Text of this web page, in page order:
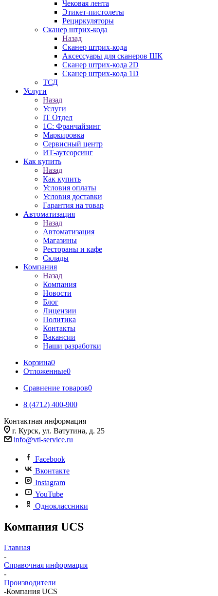
Чековая лента
Этикет-пистолеты
Рециркуляторы
Сканер штрих-кода
Назад
Сканер штрих-кода
Аксессуары для сканеров ШК
Сканер штрих-кода 2D
Сканер штрих-кода 1D
ТСД
Услуги
Назад
Услуги
IT Отдел
1С: Франчайзинг
Маркировка
Сервисный центр
ИТ-аутсорсинг
Как купить
Назад
Как купить
Условия оплаты
Условия доставки
Гарантия на товар
Автоматизация
Назад
Автоматизация
Магазины
Рестораны и кафе
Склады
Компания
Назад
Компания
Новости
Блог
Лицензии
Политика
Контакты
Вакансии
Наши разработки
Корзина0
Отложенные0
Сравнение товаров0
8 (4712) 400-900
Контактная информация
г. Курск, ул. Ватутина, д. 25
info@vti-service.ru
Facebook
Вконтакте
Instagram
YouTube
Одноклассники
Компания UCS
Главная
-
Справочная информация
-
Производители
-Компания UCS